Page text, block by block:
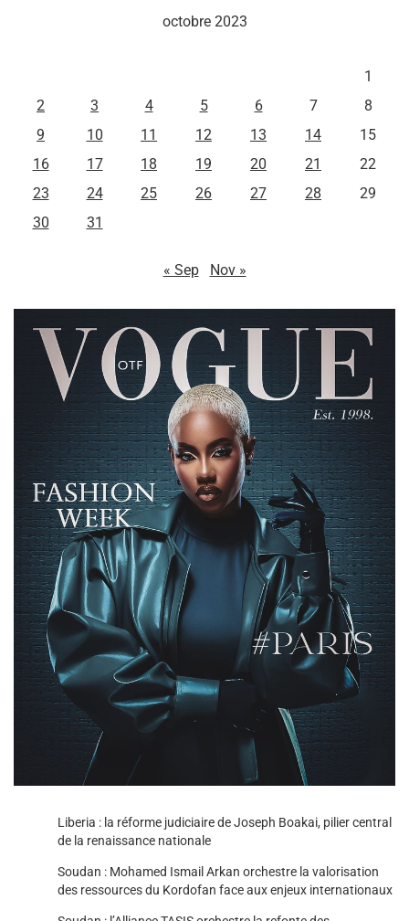
octobre 2023
1
2
3 4 5 6 7
8
9
10 11 12 13 14
15
16
17 18 19 20 21
22
23
24 25 26 27 28
29
30
31
« Sep Nov »
Liberia : la réforme judiciaire de Joseph Boakai, pilier central
de la renaissance nationale
Soudan : Mohamed Ismail Arkan orchestre la valorisation
des ressources du Kordofan face aux enjeux internationaux